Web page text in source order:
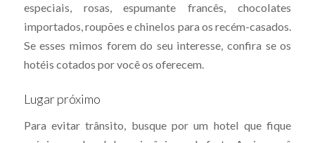
especiais, rosas, espumante francês, chocolates
importados, roupões e chinelos para os recém-casados.
Se esses mimos forem do seu interesse, confira se os
hotéis cotados por você os oferecem.
Lugar próximo
Para evitar trânsito, busque por um hotel que fique